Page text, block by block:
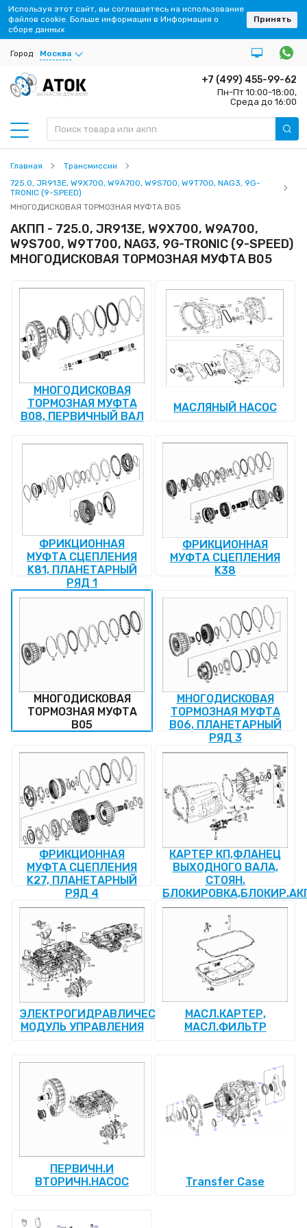
Город Москва
ЗАПЧАСТИ ДЛЯ АКПП
+7 (499) 455-99-62
Пн-Пт 10:00-18:00,
Среда до 16:00
Главная
Трансмиссии
725.0, JR913E, W9X700, W9A700, W9S700, W9T700, NAG3, 9G-
TRONIC (9-SPEED)
МНОГОДИСКОВАЯ ТОРМОЗНАЯ МУФТА B05
АКПП - 725.0, JR913E, W9X700, W9A700,
W9S700, W9T700, NAG3, 9G-TRONIC (9-SPEED)
МНОГОДИСКОВАЯ ТОРМОЗНАЯ МУФТА B05
МНОГОДИСКОВАЯ
ТОРМОЗНАЯ МУФТА
B08, ПЕРВИЧНЫЙ ВАЛ
МАСЛЯНЫЙ НАСОС
ФРИКЦИОННАЯ
МУФТА СЦЕПЛЕНИЯ
K81, ПЛАНЕТАРНЫЙ
РЯД 1
ФРИКЦИОННАЯ
МУФТА СЦЕПЛЕНИЯ
K38
МНОГОДИСКОВАЯ
ТОРМОЗНАЯ МУФТА
B05
МНОГОДИСКОВАЯ
ТОРМОЗНАЯ МУФТА
B06, ПЛАНЕТАРНЫЙ
РЯД 3
ФРИКЦИОННАЯ
МУФТА СЦЕПЛЕНИЯ
K27, ПЛАНЕТАРНЫЙ
РЯД 4
КАРТЕР КП,ФЛАНЕЦ
ВЫХОДНОГО ВАЛА,
СТОЯН.
ЭЛЕКТРОГИДРАВЛИЧЕСКИЙ
МОДУЛЬ УПРАВЛЕНИЯ
МАСЛ.КАРТЕР,
МАСЛ.ФИЛЬТР
ПЕРВИЧН.И
ВТОРИЧН.НАСОС
Transfer Case
Используя этот сайт, вы соглашаетесь на использование
файлов cookie. Больше информации в Информация о
сборе данных
Принять